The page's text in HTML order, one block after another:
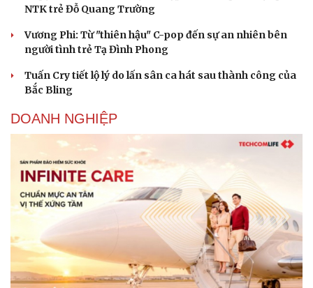
NTK trẻ Đỗ Quang Trường
Vương Phi: Từ "thiên hậu" C-pop đến sự an nhiên bên
người tình trẻ Tạ Đình Phong
Tuấn Cry tiết lộ lý do lấn sân ca hát sau thành công của
Bắc Bling
DOANH NGHIỆP